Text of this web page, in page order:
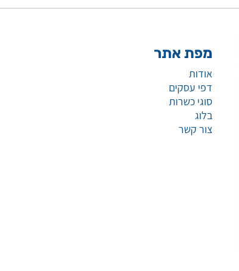
מפת אתר
אודות
דפי עסקים
סוגי כשרות
בלוג
צור קשר